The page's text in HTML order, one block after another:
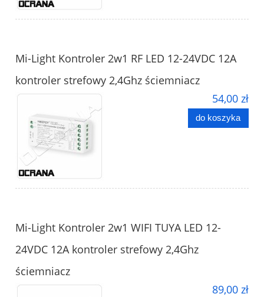
Mi-Light Kontroler 2w1 RF LED 12-24VDC 12A
kontroler strefowy 2,4Ghz ściemniacz
54,00 zł
do koszyka
Mi-Light Kontroler 2w1 WIFI TUYA LED 12-
24VDC 12A kontroler strefowy 2,4Ghz
ściemniacz
89,00 zł